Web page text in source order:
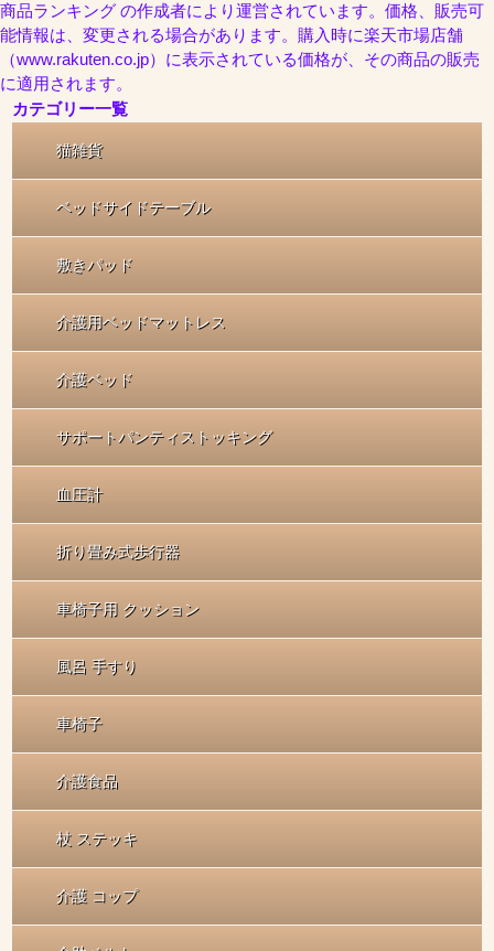
商品ランキング の作成者により運営されています。価格、販売可
能情報は、変更される場合があります。購入時に楽天市場店舗
（www.rakuten.co.jp）に表示されている価格が、その商品の販売
に適用されます。
カテゴリー一覧
猫雑貨
ベッドサイドテーブル
敷きパッド
介護用ベッドマットレス
介護ベッド
サポートパンティストッキング
血圧計
折り畳み式歩行器
車椅子用 クッション
風呂 手すり
車椅子
介護食品
杖 ステッキ
介護 コップ